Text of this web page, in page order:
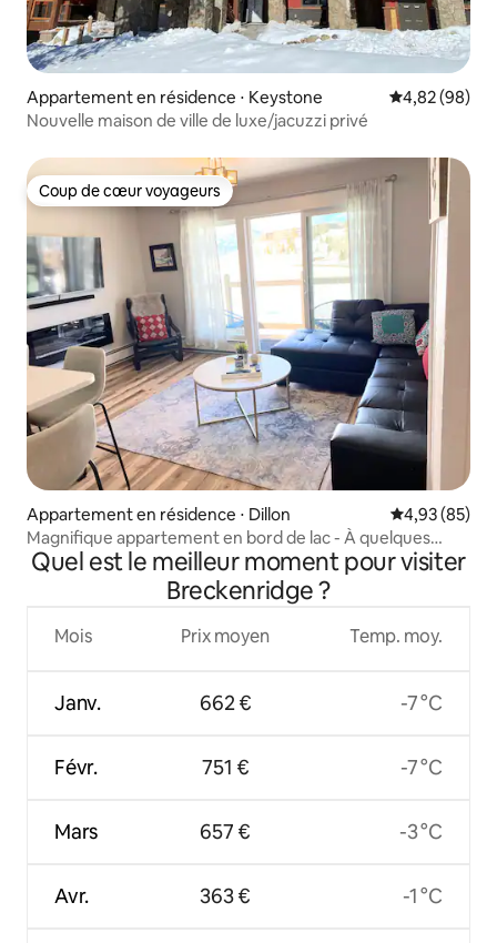
Appartement en résidence ⋅ Keystone Évaluation
4,82 (98)
Nouvelle maison de ville de luxe/jacuzzi privé
Coup de cœur voyageurs
Coup de cœur voyageurs
Appartement en résidence ⋅ Dillon Évaluation
4,93 (85)
Magnifique appartement en bord de lac - À quelques
minutes de tout
Quel est le meilleur moment pour visiter
Breckenridge ?
Mois
Janv.
Févr.
Mars
Avr.
Prix moyen
662 €
751 €
657 €
363 €
Temp. moy.
-7 °C
-7 °C
-3 °C
-1 °C